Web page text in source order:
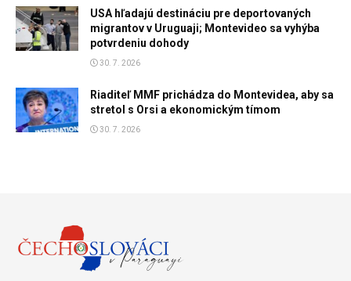
USA hľadajú destináciu pre deportovaných
migrantov v Uruguaji; Montevideo sa vyhýba
potvrdeniu dohody
30. 7. 2026
Riaditeľ MMF prichádza do Montevidea, aby sa
stretol s Orsi a ekonomickým tímom
30. 7. 2026